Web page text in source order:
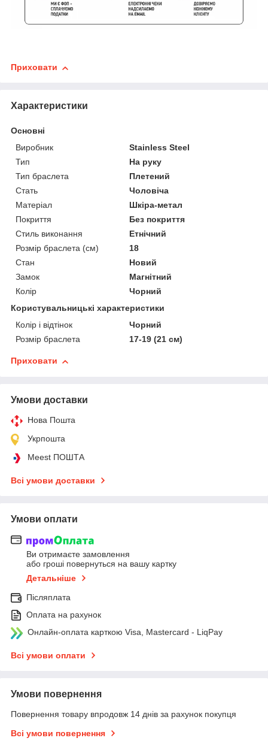
Приховати
Характеристики
Основні
Виробник
Stainless Steel
Тип
На руку
Тип браслета
Плетений
Стать
Чоловіча
Матеріал
Шкіра-метал
Покриття
Без покриття
Стиль виконання
Етнічний
Розмір браслета (см)
18
Стан
Новий
Замок
Магнітний
Колір
Чорний
Користувальницькі характеристики
Колір і відтінок
Чорний
Розмір браслета
17-19 (21 см)
Приховати
Умови доставки
Нова Пошта
Укрпошта
Meest ПОШТА
Всі умови доставки
Умови оплати
Ви отримаєте замовлення
або гроші повернуться на вашу картку
Детальніше
Післяплата
Оплата на рахунок
Онлайн-оплата карткою Visa, Mastercard - LiqPay
Всі умови оплати
Умови повернення
Повернення товару впродовж 14 днів за рахунок покупця
Всі умови повернення